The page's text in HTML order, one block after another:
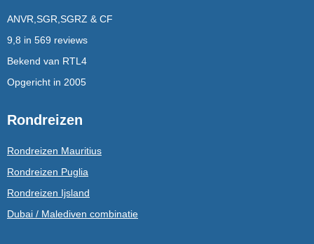
ANVR,SGR,SGRZ & CF
9,8 in 569 reviews
Bekend van RTL4
Opgericht in 2005
Rondreizen
Rondreizen Mauritius
Rondreizen Puglia
Rondreizen Ijsland
Dubai / Malediven combinatie